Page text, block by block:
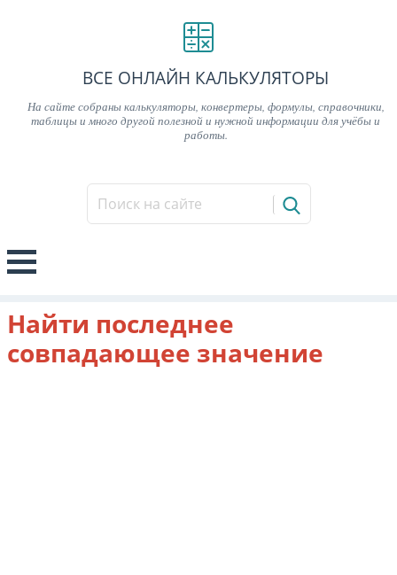
ВСЕ ОНЛАЙН КАЛЬКУЛЯТОРЫ
На сайте собраны калькуляторы, конвертеры, формулы, справочники,
таблицы и много другой полезной и нужной информации для учёбы и
работы.
Найти последнее
совпадающее значение